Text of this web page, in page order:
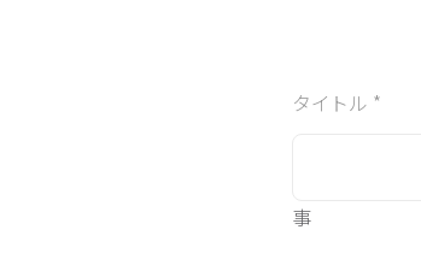
タイトル *
事